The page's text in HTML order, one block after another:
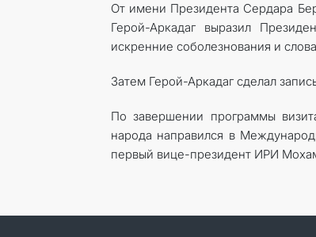
От имени Президента Сердара
Герой-Аркадаг выразил
искренние соболезнования и
Затем Герой-Аркадаг сделал
По завершении программы
народа направился в
первый вице-президент ИРИ